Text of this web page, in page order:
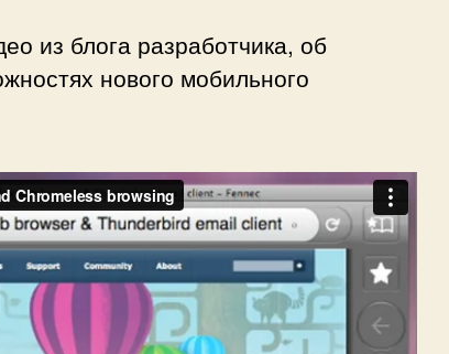
из блога разработчика, об
нового мобильного